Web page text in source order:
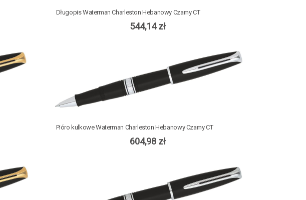
Długopis Waterman Charleston Hebanowy Czarny CT
544,14 zł
Pióro kulkowe Waterman Charleston Hebanowy Czarny CT
604,98 zł